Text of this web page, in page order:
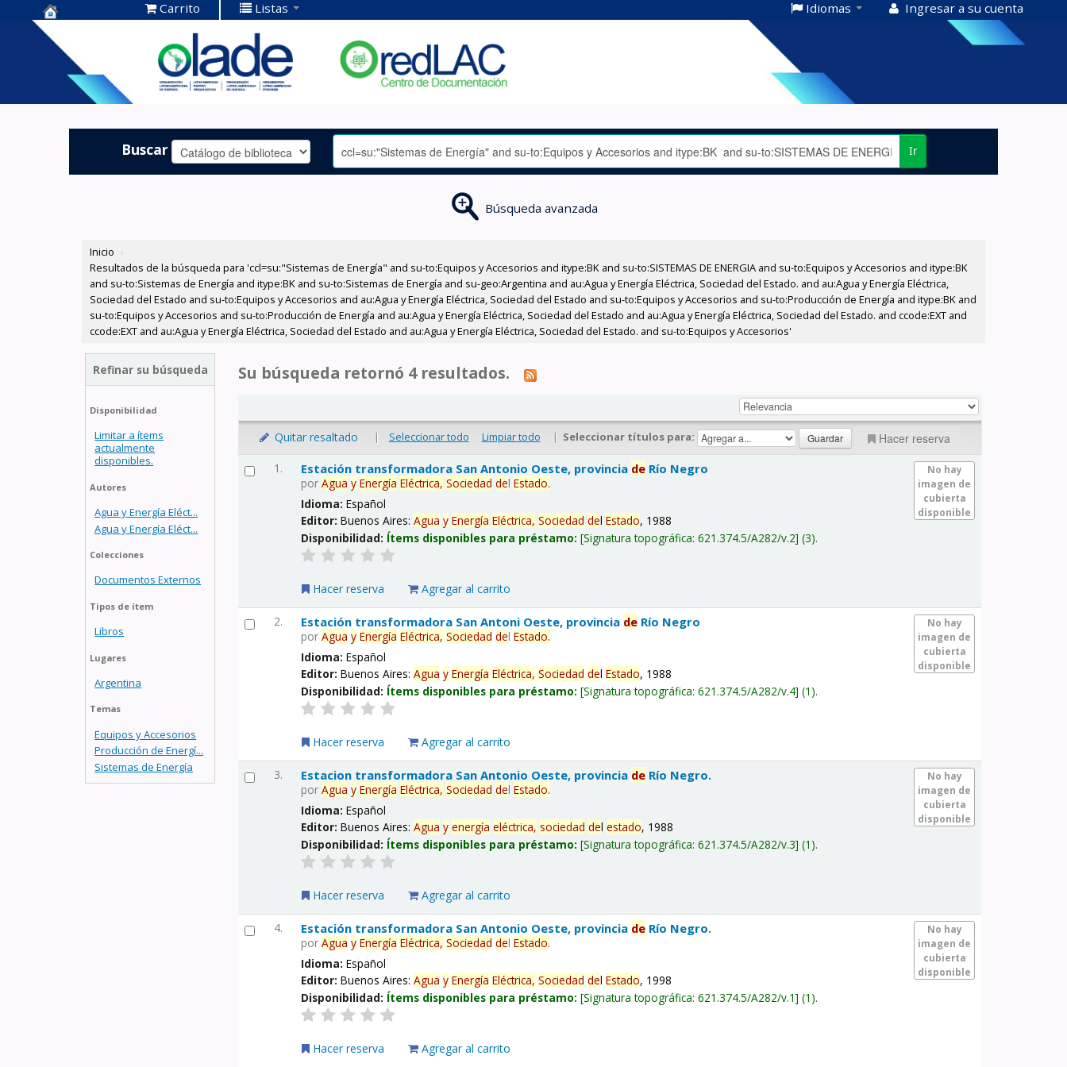
Centro de
Documentación
OLADE -
Carrito Listas Idiomas Ingresar a su cuenta
Buscar Ir
Búsqueda avanzada
Inicio ›
Resultados de la búsqueda para 'ccl=su:"Sistemas de Energía" and su-to:Equipos y Accesorios and itype:BK and su-to:SISTEMAS DE ENERGIA and su-to:Equipos y Accesorios and itype:BK
and su-to:Sistemas de Energía and itype:BK and su-to:Sistemas de Energía and su-geo:Argentina and au:Agua y Energía Eléctrica, Sociedad del Estado. and au:Agua y Energía Eléctrica,
Sociedad del Estado and su-to:Equipos y Accesorios and au:Agua y Energía Eléctrica, Sociedad del Estado and su-to:Equipos y Accesorios and su-to:Producción de Energía and itype:BK and
su-to:Equipos y Accesorios and su-to:Producción de Energía and au:Agua y Energía Eléctrica, Sociedad del Estado and au:Agua y Energía Eléctrica, Sociedad del Estado. and ccode:EXT and
ccode:EXT and au:Agua y Energía Eléctrica, Sociedad del Estado and au:Agua y Energía Eléctrica, Sociedad del Estado. and su-to:Equipos y Accesorios'
Refinar su búsqueda
Disponibilidad
Limitar a ítems
actualmente
disponibles.
Autores
Agua y Energía Eléct...
Agua y Energía Eléct...
Colecciones
Documentos Externos
Tipos de ítem
Libros
Lugares
Argentina
Temas
Equipos y Accesorios
Producción de Energí...
Sistemas de Energía
Su búsqueda retornó 4 resultados.
Quitar resaltado | Seleccionar todo Limpiar todo | Seleccionar títulos para: Hacer reserva
1.
No hay
imagen de
cubierta
disponible
Estación transformadora San Antonio Oeste, provincia de Río Negro
porAgua y Energía Eléctrica, Sociedad delEstado.
Idioma:Español
Editor:Buenos Aires:Agua y Energía Eléctrica, Sociedad delEstado, 1988
Disponibilidad: Ítems disponibles para préstamo: Signatura topográfica:621.374.5/A282/v.2 (3).
Hacer reserva Agregar al carrito
2.
No hay
imagen de
cubierta
disponible
Estación transformadora San Antoni Oeste, provincia de Río Negro
porAgua y Energía Eléctrica, Sociedad delEstado.
Idioma:Español
Editor:Buenos Aires:Agua y Energía Eléctrica, Sociedad delEstado, 1988
Disponibilidad: Ítems disponibles para préstamo: Signatura topográfica:621.374.5/A282/v.4 (1).
Hacer reserva Agregar al carrito
3.
No hay
imagen de
cubierta
disponible
Estacion transformadora San Antonio Oeste, provincia de Río Negro.
porAgua y Energía Eléctrica, Sociedad delEstado.
Idioma:Español
Editor:Buenos Aires:Agua y energía eléctrica, sociedad delestado, 1988
Disponibilidad: Ítems disponibles para préstamo: Signatura topográfica:621.374.5/A282/v.3 (1).
Hacer reserva Agregar al carrito
4.
No hay
imagen de
cubierta
disponible
Estación transformadora San Antonio Oeste, provincia de Río Negro.
porAgua y Energía Eléctrica, Sociedad delEstado.
Idioma:Español
Editor:Buenos Aires:Agua y Energía Eléctrica, Sociedad delEstado, 1998
Disponibilidad: Ítems disponibles para préstamo: Signatura topográfica:621.374.5/A282/v.1 (1).
Hacer reserva Agregar al carrito